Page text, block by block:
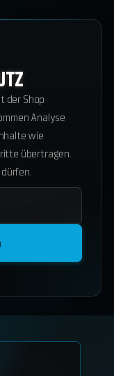
59.50€
der Shop
Analyse
wie
übertragen.